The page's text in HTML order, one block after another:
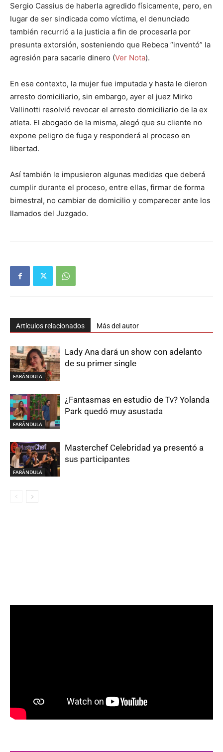
Sergio Cassius de haberla agredido físicamente, pero, en
lugar de ser sindicada como víctima, el denunciado
también recurrió a la justicia a fin de procesarla por
presunta extorsión, sosteniendo que Rebeca “inventó” la
agresión para sacarle dinero (Ver Nota).
En ese contexto, la mujer fue imputada y hasta le dieron
arresto domiciliario, sin embargo, ayer el juez Mirko
Vallinotti resolvió revocar el arresto domiciliario de la ex
atleta. El abogado de la misma, alegó que su cliente no
expone peligro de fuga y responderá al proceso en
libertad.
Así también le impusieron algunas medidas que deberá
cumplir durante el proceso, entre ellas, firmar de forma
bimestral, no cambiar de domicilio y comparecer ante los
llamados del Juzgado.
Artículos relacionados Más del autor
FARÁNDULA
Lady Ana dará un show con adelanto
de su primer single
FARÁNDULA
¿Fantasmas en estudio de Tv? Yolanda
Park quedó muy asustada
FARÁNDULA
Masterchef Celebridad ya presentó a
sus participantes